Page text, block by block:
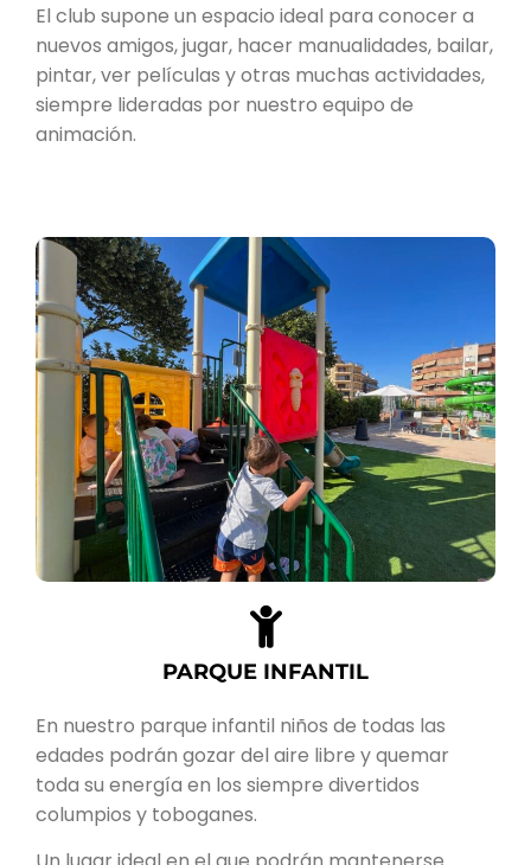
El club supone un espacio ideal para conocer a
nuevos amigos, jugar, hacer manualidades, bailar,
pintar, ver películas y otras muchas actividades,
siempre lideradas por nuestro equipo de
animación.
PARQUE INFANTIL
En nuestro parque infantil niños de todas las
edades podrán gozar del aire libre y quemar
toda su energía en los siempre divertidos
columpios y toboganes.